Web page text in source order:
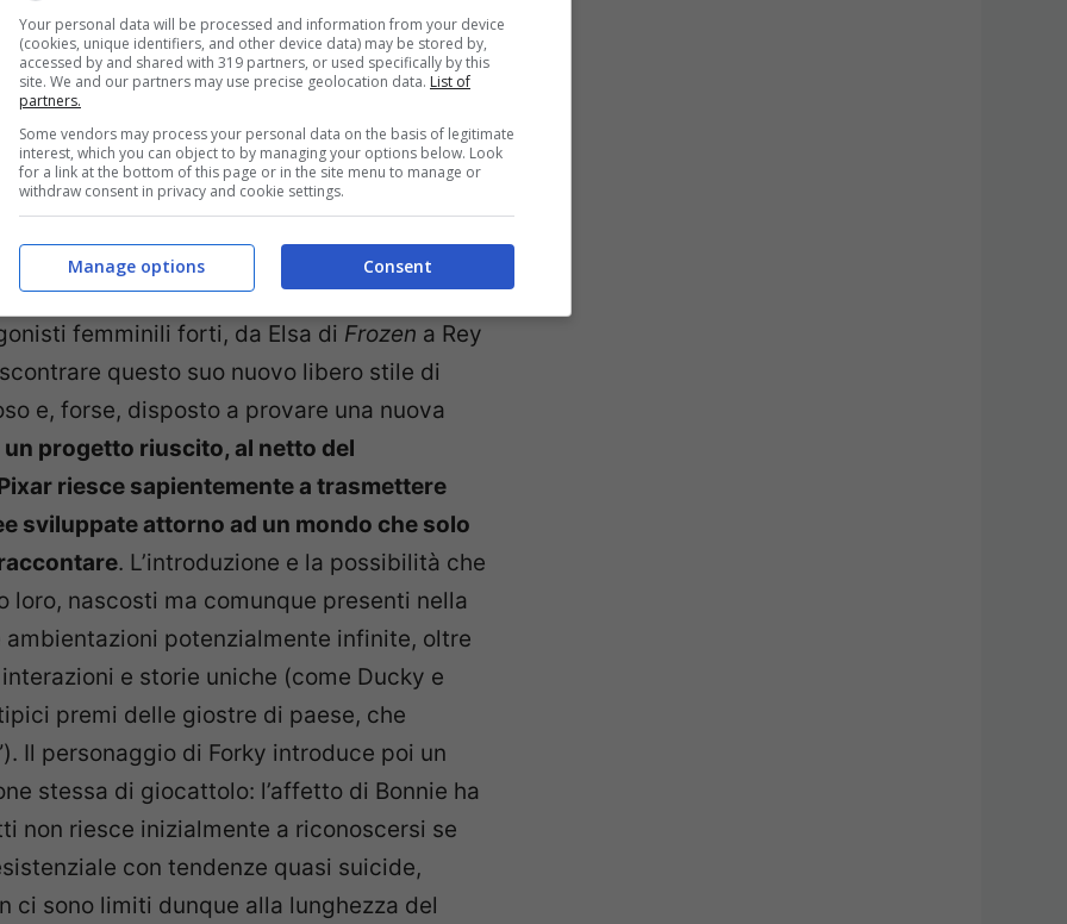
dovuto essere un seguito, bensì
la mancanza di Bo Peep nel terzo
invece di legare l’inadeguatezza della
della pastorella: in unflashback a inizio
famiglia di Andy, finendo in un negozio
“giocattoli perduti”, ovvero tutti coloro che
Il personaggio ha subìto un grande
sue precedenti apparizioni, rientrando nella
femminili forti, da Elsa di Frozen a Rey
questo suo nuovo libero stile di
e, forse, disposto a provare una nuova
un progetto riuscito, al netto del
riesce sapientemente a trasmettere
sviluppate attorno ad un mondo che solo
. L’introduzione e la possibilità che
nascosti ma comunque presenti nella
potenzialmente infinite, oltre
e storie uniche (come Ducky e
premi delle giostre di paese, che
Il personaggio di Forky introduce poi un
stessa di giocattolo: l’affetto di Bonnie ha
non riesce inizialmente a riconoscersi se
con tendenze quasi suicide,
ci sono limiti dunque alla lunghezza del
Your personal data will be processed and information from your device
(cookies, unique identifiers, and other device data) may be stored by,
accessed by and shared with 319 partners, or used specifically by this
site. We and our partners may use precise geolocation data. List of
partners.
Some vendors may process your personal data on the basis of legitimate
interest, which you can object to by managing your options below. Look
for a link at the bottom of this page or in the site menu to manage or
withdraw consent in privacy and cookie settings.
Consent
Manage options